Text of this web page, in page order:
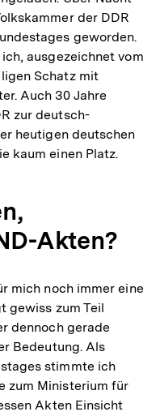
der DDR
geworden.
ausgezeichnet vom
Schatz mit
Auch 30 Jahre
zur deutsch-
heutigen deutschen
kaum einen Platz.
Akten?
mich noch immer eine
gewiss zum Teil
dennoch gerade
Bedeutung. Als
stimmte ich
zum Ministerium für
Akten Einsicht